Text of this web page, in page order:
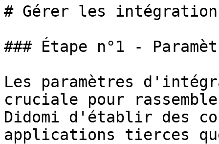
# Gérer les
### Étape n°1 -
Les paramètres
cruciale pour
Didomi d'établir des
applications tierces